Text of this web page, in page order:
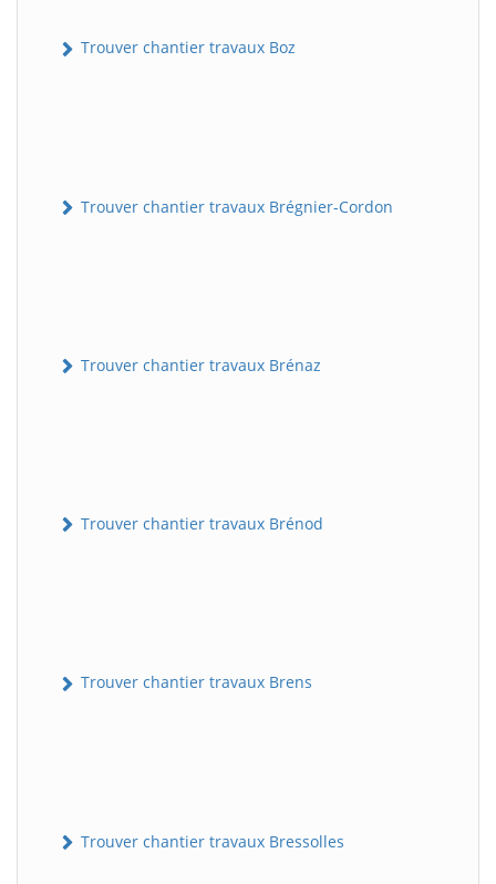
Trouver chantier travaux Boz
Trouver chantier travaux Brégnier-Cordon
Trouver chantier travaux Brénaz
Trouver chantier travaux Brénod
Trouver chantier travaux Brens
Trouver chantier travaux Bressolles